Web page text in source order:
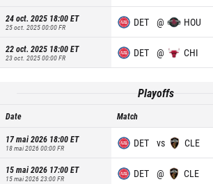
24 oct. 2025 18:00ET
25 oct. 2025 00:00FR DET @ HOU
22 oct. 2025 18:00ET
23 oct. 2025 00:00FR DET @ CHI
Playoffs
Date Match
17 mai 2026 18:00ET
18 mai 2026 00:00FR DET vs CLE
15 mai 2026 17:00ET
15 mai 2026 23:00FR DET @ CLE